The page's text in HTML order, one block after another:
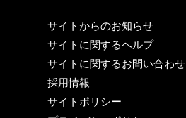
サイトからのお知らせ
サイトに関するヘルプ
サイトに関するお問い合わせ
採用情報
サイトポリシー